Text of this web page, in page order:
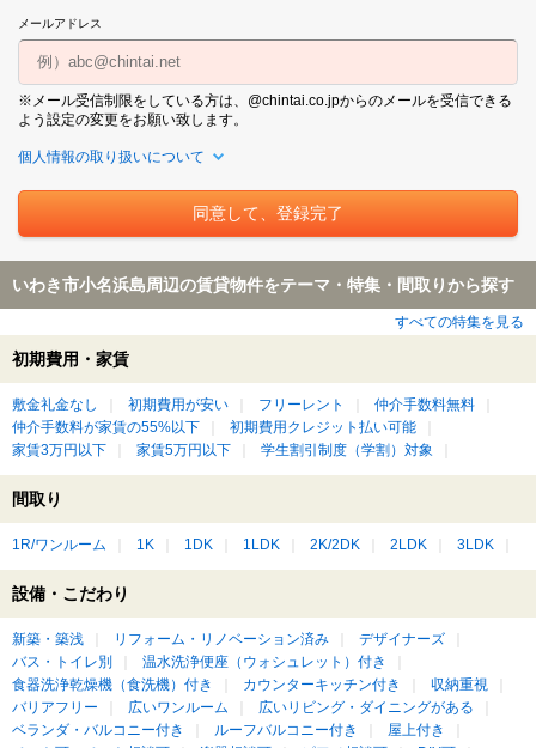
メールアドレス
※メール受信制限をしている方は、@chintai.co.jpからのメールを受信できる
よう設定の変更をお願い致します。
個人情報の取り扱いについて
いわき市小名浜島周辺の賃貸物件をテーマ・特集・間取りから探す
すべての特集を見る
初期費用・家賃
敷金礼金なし 初期費用が安い フリーレント
仲介手数料無料
仲介手数料が家賃の55%以下
初期費用クレジット払い可能
家賃3万円以下
家賃5万円以下 学生割引制度（学割）対象
間取り
1R/ワンルーム 1K 1DK 1LDK 2K/2DK 2LDK 3LDK
設備・こだわり
新築・築浅 リフォーム・リノベーション済み
デザイナーズ
バス・トイレ別
温水洗浄便座（ウォシュレット）付き
食器洗浄乾燥機（食洗機）付き
カウンターキッチン付き
収納重視
バリアフリー
広いワンルーム
広いリビング・ダイニングがある
ベランダ・バルコニー付き
ルーフバルコニー付き
屋上付き